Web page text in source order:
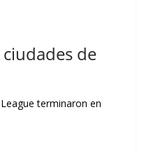
de
terminaron en